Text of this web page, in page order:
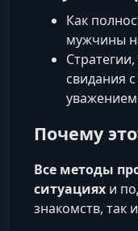
Как
мужчины
свидания
Почему
Все методы
ситуациях и
знакомств, так